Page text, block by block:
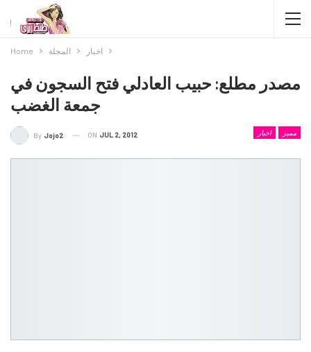
Home المجلة اخبار
مصدر مطلع: حبيب العادلي فتح السجون في
جمعة الغضب
اخبار مميز By Jojo2 ON JUL 2, 2012